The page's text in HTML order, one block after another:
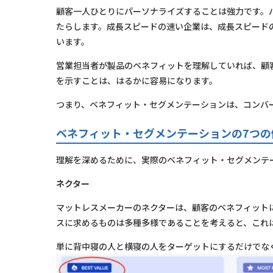
顧客一人ひとりにパーソナライズすることは強力です
たらします。成長スピードの速い企業は、成長スピー
います。
営業担当者が製品のベネフィットを理解していれば、
を示すことは、はるかに容易になります。
つまり、ベネフィット・セグメンテーションは、コン
ベネフィット・セグメンテーションの7つ
理解を深めるために、実際のベネフィット・セグメン
ネクター
マットレスメーカーのネクターは、顧客のベネフィッ
スに求めるものは多種多様であることを考えると、これ
単に背中寝の人と横寝の人をターゲットにするだけで